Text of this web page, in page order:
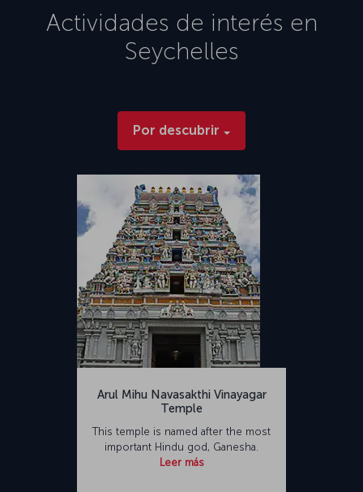
Actividades de interés en
Seychelles
Por descubrir
Arul Mihu Navasakthi Vinayagar
Temple
This temple is named after the most
important Hindu god, Ganesha.
Leer más